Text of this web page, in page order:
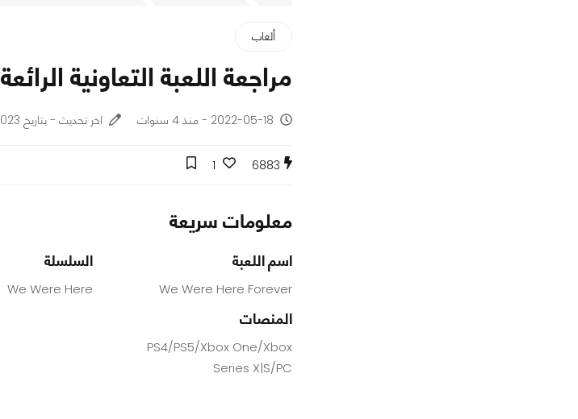
ألعاب
مراجعة اللعبة التعاونية الرائعة We Were Here Forever
2022-05-18 - منذ 4 سنوات اخر تحديث - بتاريخ 2023-05-07
6883
1
معلومات سريعة
اسم اللعبة
We Were Here Forever
السلسلة
We Were Here
المنصات
PS4/PS5/Xbox One/Xbox
Series X|S/PC